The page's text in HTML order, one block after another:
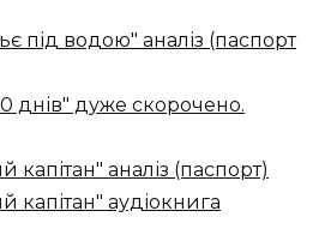
під водою" аналіз (паспорт
днів" дуже скорочено.
капітан" аналіз (паспорт)
капітан" аудіокнига